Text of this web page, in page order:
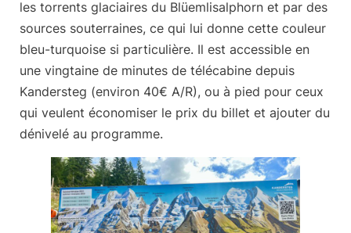
les torrents glaciaires du Blüemlisalphorn et par des
sources souterraines, ce qui lui donne cette couleur
bleu-turquoise si particulière. Il est accessible en
une vingtaine de minutes de télécabine depuis
Kandersteg (environ 40€ A/R), ou à pied pour ceux
qui veulent économiser le prix du billet et ajouter du
dénivelé au programme.